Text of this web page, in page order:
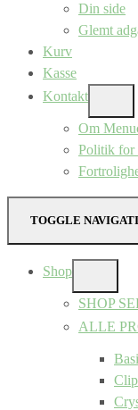
Din side
Glemt
Kurv
Kasse
Kontakt
SUB
Om
Politik for
TOGGLE
Shop
SUB
MENU
SHOP
ALLE